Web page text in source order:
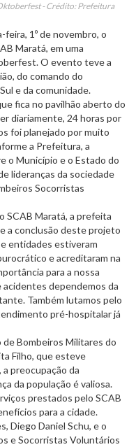
- Crédito: Prefeitura
1º de novembro, o
Maratá, em uma
O evento teve a
do comando do
e da comunidade.
fica no pavilhão aberto do
diariamente, 24 horas por
foi planejado por muito
a Prefeitura, a
o Município e o Estado do
lideranças da sociedade
Socorristas
SCAB Maratá, a prefeita
a conclusão deste projeto
entidades estiveram
e acreditaram na
para a nossa
dependemos da
Também lutamos pelo
pré-hospitalar já
Bombeiros Militares do
Filho, que esteve
preocupação da
da população é valiosa.
prestados pelo SCAB
para a cidade.
Diego Daniel Schu, e o
e Socorristas Voluntários